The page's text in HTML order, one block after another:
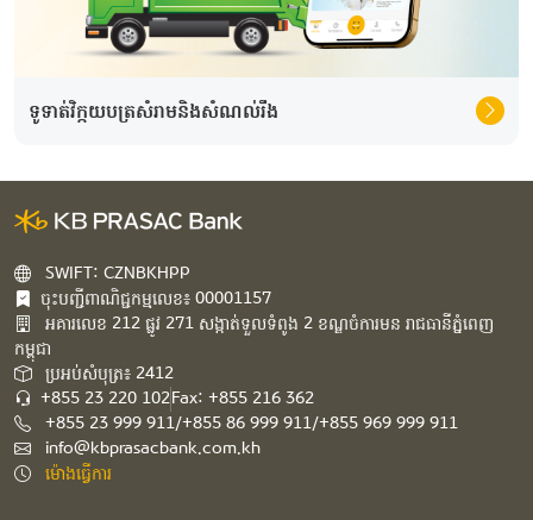
ទូទាត់វិក្កយបត្រសំរាមនិងសំណល់រឹង
SWIFT: CZNBKHPP
ចុះបញ្ជីពាណិជ្ជកម្មលេខ៖ 00001157
អគារ​លេខ​ 212 ផ្លូវ 271 សង្កាត់ទួលទំពូង 2 ខណ្ឌចំការមន រាជធានីភ្នំពេញ
កម្ពុជា​
ប្រអប់សំបុត្រ៖ 2412
+855 23 220 102Fax: +855 216 362
+855 23 999 911/+855 86 999 911/+855 969 999 911
info@kbprasacbank.com.kh
ម៉ោងធ្វើការ